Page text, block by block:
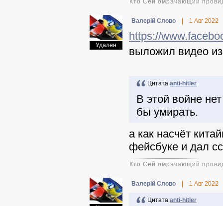
Кто Сей омрачающий
Удален
Валерій Слово 1 Авг 2022
https://
выложил видео
Цитата anti-hitler
В этой войне
бы умирать.
а как насчёт
фейсбуке и дал
Кто Сей омрачающий
Валерій Слово 1 Авг 2022
Цитата anti-hitler